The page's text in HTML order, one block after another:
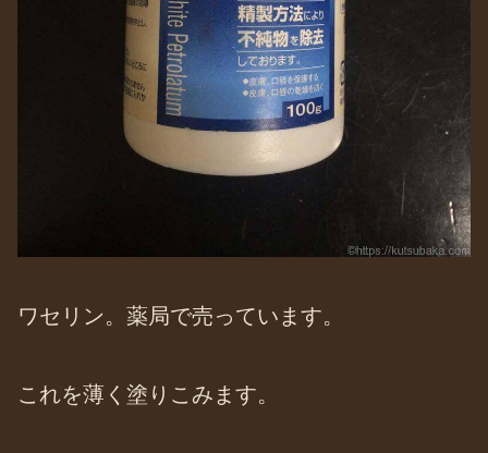
ワセリン。薬局で売っています。
これを薄く塗りこみます。